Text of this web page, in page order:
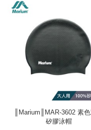
║Marium║MAR-3602 素
矽膠泳帽